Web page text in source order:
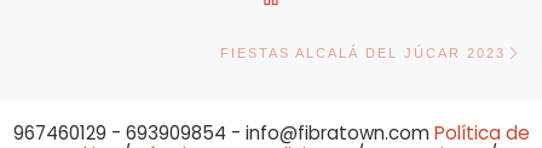
FIESTAS ALCALÁ DEL JÚCAR 2023
967460129 - 693909854 - info@fibratown.com Política de